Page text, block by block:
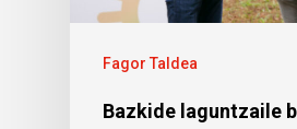
Fagor Taldea
Bazkide laguntzaile